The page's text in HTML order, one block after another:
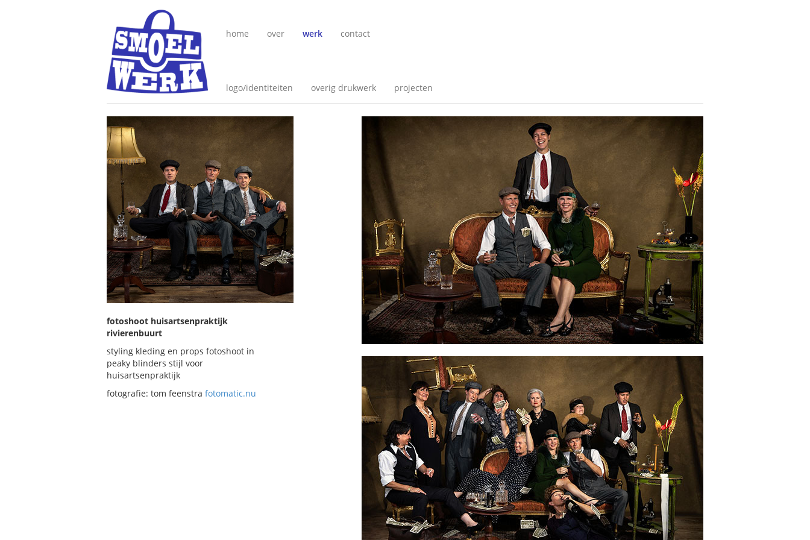
home over werk contact
logo/identiteiten overig drukwerk projecten
fotoshoot huisartsenpraktijk
rivierenbuurt
styling kleding en props fotoshoot in
peaky blinders stijl voor
huisartsenpraktijk
fotografie: tom feenstra fotomatic.nu